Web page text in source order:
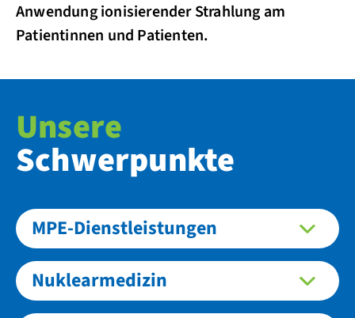
Anwendung ionisierender Strahlung am
Patientinnen und Patienten.
Unsere
Schwerpunkte
MPE-Dienstleistungen
Nuklearmedizin